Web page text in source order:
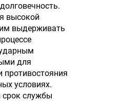
высокой
выдерживать
для
противостояния
условиях.
срок службы